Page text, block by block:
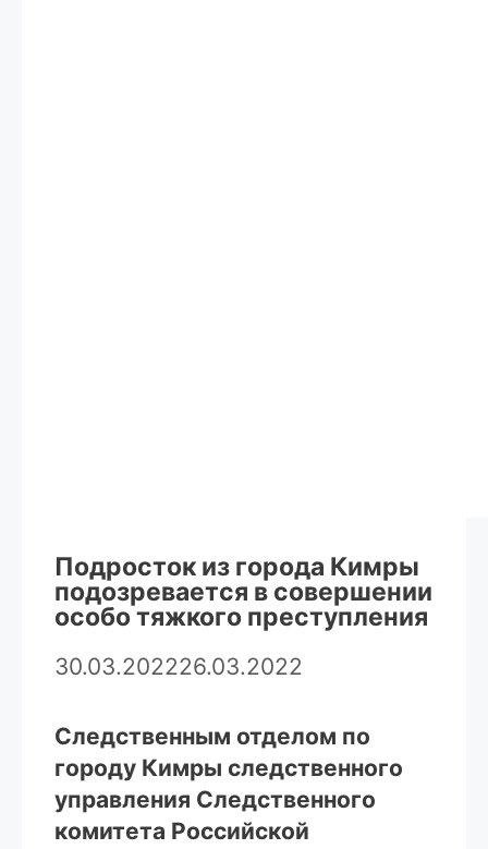
Подросток из города Кимры
подозревается в совершении
особо тяжкого преступления
30.03.202226.03.2022
Следственным отделом по
городу Кимры следственного
управления Следственного
комитета Российской